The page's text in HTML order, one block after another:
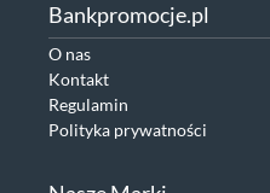
Bankpromocje.pl
O nas
Kontakt
Regulamin
Polityka prywatności